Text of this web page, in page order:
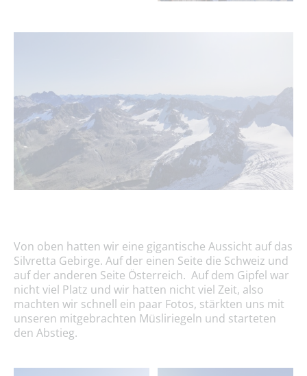
Von oben hatten wir eine gigantische Aussicht auf das
Silvretta Gebirge. Auf der einen Seite die Schweiz und
auf der anderen Seite Österreich. Auf dem Gipfel war
nicht viel Platz und wir hatten nicht viel Zeit, also
machten wir schnell ein paar Fotos, stärkten uns mit
unseren mitgebrachten Müsliriegeln und starteten
den Abstieg.